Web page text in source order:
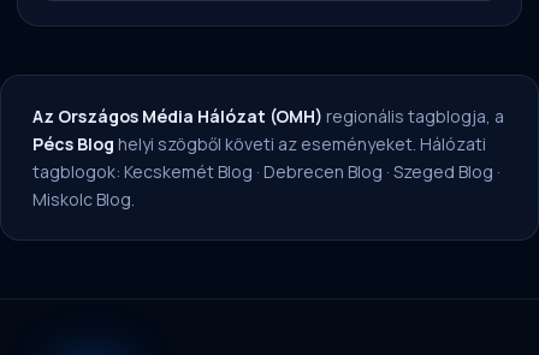
Az Országos Média Hálózat (OMH) regionális tagblogja, a
Pécs Blog helyi szögből követi az eseményeket. Hálózati
tagblogok: Kecskemét Blog · Debrecen Blog · Szeged Blog ·
Miskolc Blog